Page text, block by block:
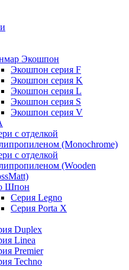
Экошпон
Экошпон серия F
Экошпон серия K
Экошпон серия L
Экошпон серия S
Экошпон серия V
с отделкой
(Monochrome)
с отделкой
(Wooden
Шпон
Серия Legno
Серия Porta X
Duplex
Linea
Premier
Techno